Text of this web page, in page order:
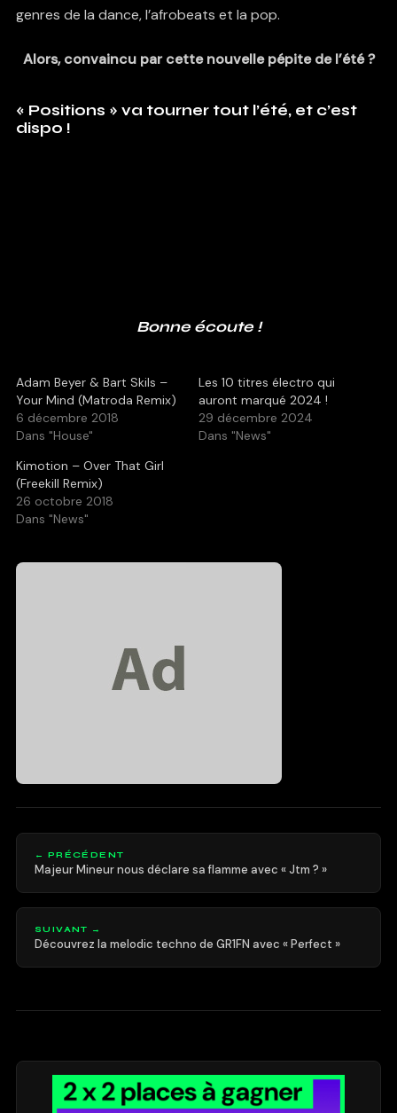
genres de la dance, l’afrobeats et la pop.
Alors, convaincu par cette nouvelle pépite de l’été ?
« Positions » va tourner tout l’été, et c’est
dispo !
Bonne écoute !
Adam Beyer & Bart Skils –
Your Mind (Matroda Remix)
6 décembre 2018
Dans "House"
Les 10 titres électro qui
auront marqué 2024 !
29 décembre 2024
Dans "News"
Kimotion – Over That Girl
(Freekill Remix)
26 octobre 2018
Dans "News"
← PRÉCÉDENT
Majeur Mineur nous déclare sa flamme avec « Jtm ? »
SUIVANT →
Découvrez la melodic techno de GR1FN avec « Perfect »